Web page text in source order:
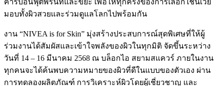
มอบทั้งผิวสวยและร่วมดูแลโลกไปพร้อมกัน
งาน “NIVEA is for Skin” มุ่งสร้างประสบการณ์สุดพิเศษที่ให้ผู้
ร่วมงานได้สัมผัสและเข้าใจพลังของผิวในทุกมิติ จัดขึ้นระหว่าง
วันที่ 14 – 16 มีนาคม 2568 ณ บล็อกไอ สยามสแควร์ ภายในงาน
ทุกคนจะได้ค้นพบความหมายของผิวที่ดีในแบบของตัวเอง ผ่าน
การทดลองผลิตภัณฑ์ การวิเคราะห์ผิวโดยผู้เชี่ยวชาญ และ